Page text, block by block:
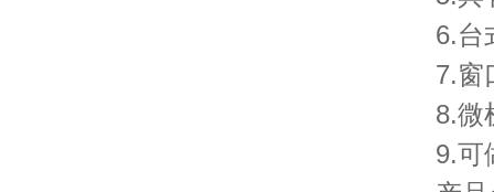
6.台
7.窗
8.微
9.可